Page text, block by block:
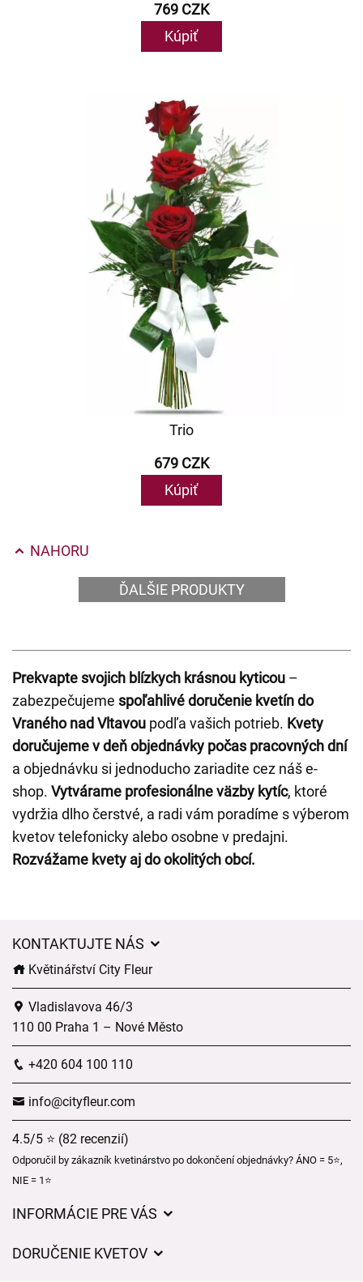
769 CZK
Kúpiť
Trio
679 CZK
Kúpiť
NAHORU
ĎALŠIE PRODUKTY
Prekvapte svojich blízkych krásnou kyticou –
zabezpečujeme spoľahlivé doručenie kvetín do
Vraného nad Vltavou podľa vašich potrieb. Kvety
doručujeme v deň objednávky počas pracovných dní
a objednávku si jednoducho zariadite cez náš e-
shop. Vytvárame profesionálne väzby kytíc, ktoré
vydržia dlho čerstvé, a radi vám poradíme s výberom
kvetov telefonicky alebo osobne v predajni.
Rozvážame kvety aj do okolitých obcí.
KONTAKTUJTE NÁS
Květinářství City Fleur
Vladislavova 46/3
110 00 Praha 1 – Nové Město
+420 604 100 110
info@cityfleur.com
4.5/5 ⭐ (82 recenzií)
Odporučil by zákazník kvetinárstvo po dokončení objednávky? ÁNO = 5⭐,
NIE = 1⭐
INFORMÁCIE PRE VÁS
DORUČENIE KVETOV